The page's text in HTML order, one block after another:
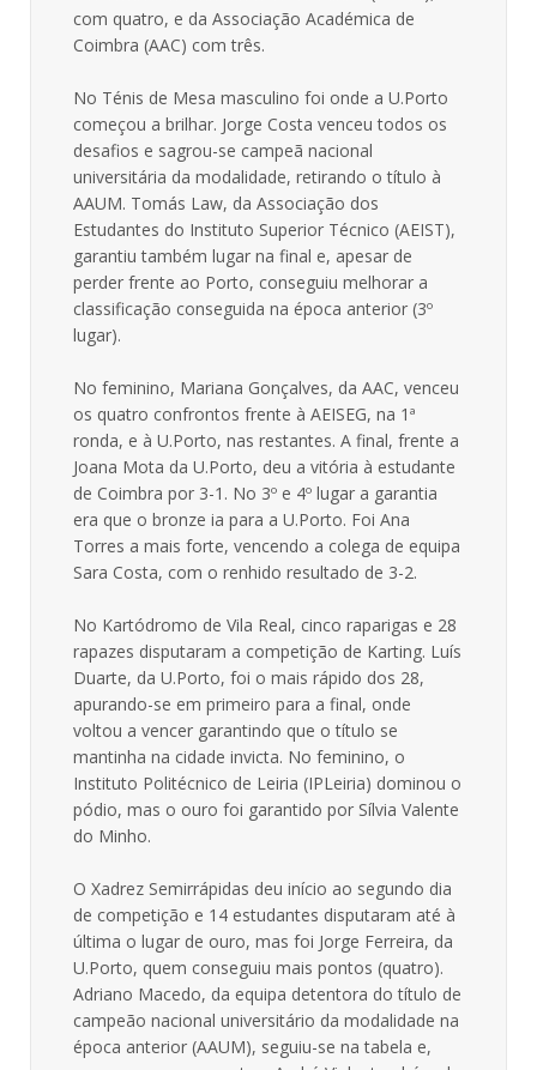
com quatro, e da Associação Académica de
Coimbra (AAC) com três.
No Ténis de Mesa masculino foi onde a U.Porto
começou a brilhar. Jorge Costa venceu todos os
desafios e sagrou-se campeã nacional
universitária da modalidade, retirando o título à
AAUM. Tomás Law, da Associação dos
Estudantes do Instituto Superior Técnico (AEIST),
garantiu também lugar na final e, apesar de
perder frente ao Porto, conseguiu melhorar a
classificação conseguida na época anterior (3º
lugar).
No feminino, Mariana Gonçalves, da AAC, venceu
os quatro confrontos frente à AEISEG, na 1ª
ronda, e à U.Porto, nas restantes. A final, frente a
Joana Mota da U.Porto, deu a vitória à estudante
de Coimbra por 3-1. No 3º e 4º lugar a garantia
era que o bronze ia para a U.Porto. Foi Ana
Torres a mais forte, vencendo a colega de equipa
Sara Costa, com o renhido resultado de 3-2.
No Kartódromo de Vila Real, cinco raparigas e 28
rapazes disputaram a competição de Karting. Luís
Duarte, da U.Porto, foi o mais rápido dos 28,
apurando-se em primeiro para a final, onde
voltou a vencer garantindo que o título se
mantinha na cidade invicta. No feminino, o
Instituto Politécnico de Leiria (IPLeiria) dominou o
pódio, mas o ouro foi garantido por Sílvia Valente
do Minho.
O Xadrez Semirrápidas deu início ao segundo dia
de competição e 14 estudantes disputaram até à
última o lugar de ouro, mas foi Jorge Ferreira, da
U.Porto, quem conseguiu mais pontos (quatro).
Adriano Macedo, da equipa detentora do título de
campeão nacional universitário da modalidade na
época anterior (AAUM), seguiu-se na tabela e,